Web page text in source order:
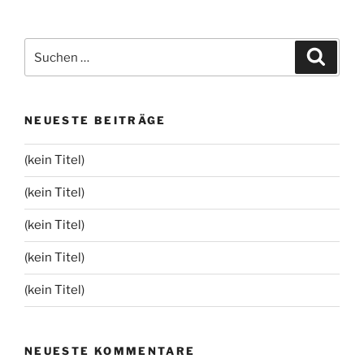
nach:
NEUESTE BEITRÄGE
(kein Titel)
(kein Titel)
(kein Titel)
(kein Titel)
(kein Titel)
NEUESTE KOMMENTARE